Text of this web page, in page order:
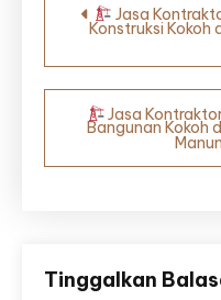
pos
Jasa
Konstruksi Kokoh
Jasa
Bangunan Kokoh
Tinggalkan